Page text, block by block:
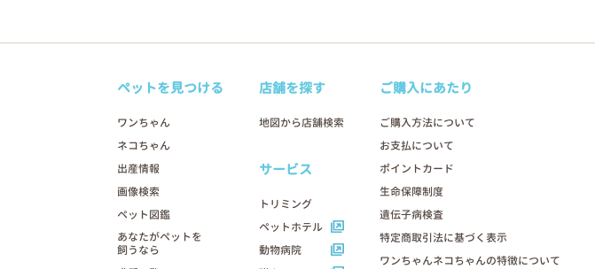
ペットを見つける
ワンちゃん
ネコちゃん
出産情報
画像検索
ペット図鑑
あなたがペットを
飼うなら
店舗を探す
地図から店舗検索
サービス
トリミング
ペットホテル
動物病院
ご購入にあたり
ご購入方法について
お支払について
ポイントカード
生命保障制度
遺伝子病検査
特定商取引法に基づく表示
ワンちゃんネコちゃんの特徴について